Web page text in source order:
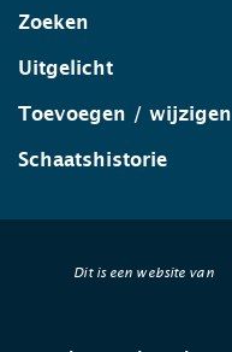
Zoeken
Uitgelicht
Toevoegen / wijzigen
Schaatshistorie
Dit is een website van